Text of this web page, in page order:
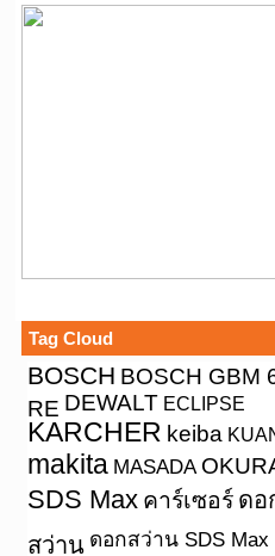
Tag Cloud
BOSCH BOSCH GBM
RE DEWALT ECLIPSE
KARCHER keiba
makita MASADA
SDS Max คาร์เซอร์ ดอ
สว่าน ดอกสว่าน SDS Max